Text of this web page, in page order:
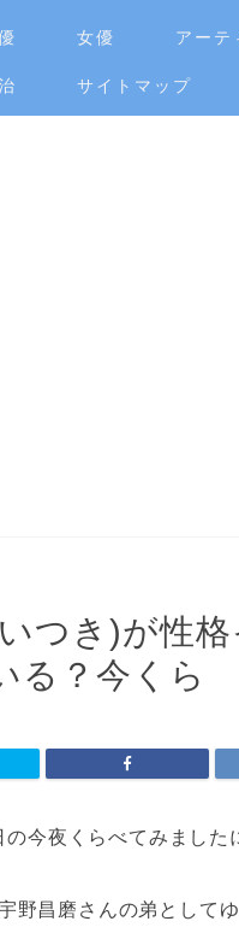
女優 アーテ
サイトマップ
つき)が性
る？今くら
今夜くらべてみました
野昌磨さんの弟としてゆ